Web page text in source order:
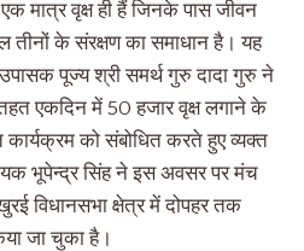
मात्र वृक्ष ही हैं जिनके पास जीवन
तीनों के संरक्षण का समाधान है। यह
पूज्य श्री समर्थ गुरु दादा गुरु ने
एकदिन में 50 हजार वृक्ष लगाने के
को संबोधित करते हुए व्यक्त
भूपेन्द्र सिंह ने इस अवसर पर मंच
विधानसभा क्षेत्र में दोपहर तक
जा चुका है।